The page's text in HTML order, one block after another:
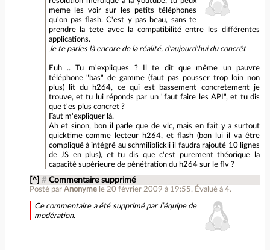
meme les voir sur les petits téléphones
qu'on pas flash. C'est y pas beau, sans te
prendre la tete avec la compatibilité entre les différentes
applications.
Je te parles là encore de la réalité, d'aujourd'hui du concrêt
Euh .. Tu m'expliques ? Il te dit que même un pauvre
téléphone "bas" de gamme (faut pas pousser trop loin non
plus) lit du h264, ce qui est bassement concretement je
trouve, et tu lui réponds par un "faut faire les API", et tu dis
que t'es plus concret ?
Faut m'expliquer là.
Ah et sinon, bon il parle que de vlc, mais en fait y a surtout
quicktime comme lecteur h264, et flash (bon lui il va être
compliqué à intégré au schmiliblickli il faudra rajouté 10 lignes
de JS en plus), et tu dis que c'est purement théorique la
capacité supérieure de pénétration du h264 sur le flv ?
[^] # Commentaire supprimé
Posté par Anonyme le 20 février 2009 à 19:55. Évalué à 4.
Ce commentaire a été supprimé par l’équipe de
modération.